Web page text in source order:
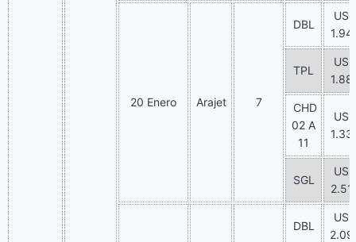
20 Enero Arajet 7
DBL
USD
TPL
USD
CHD
02 A
11
USD
SGL
USD
DBL
USD